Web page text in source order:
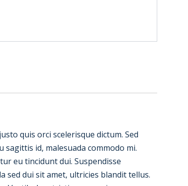
quis orci scelerisque dictum. Sed
id, malesuada commodo mi.
eu tincidunt dui. Suspendisse
sed dui sit amet, ultricies blandit tellus.